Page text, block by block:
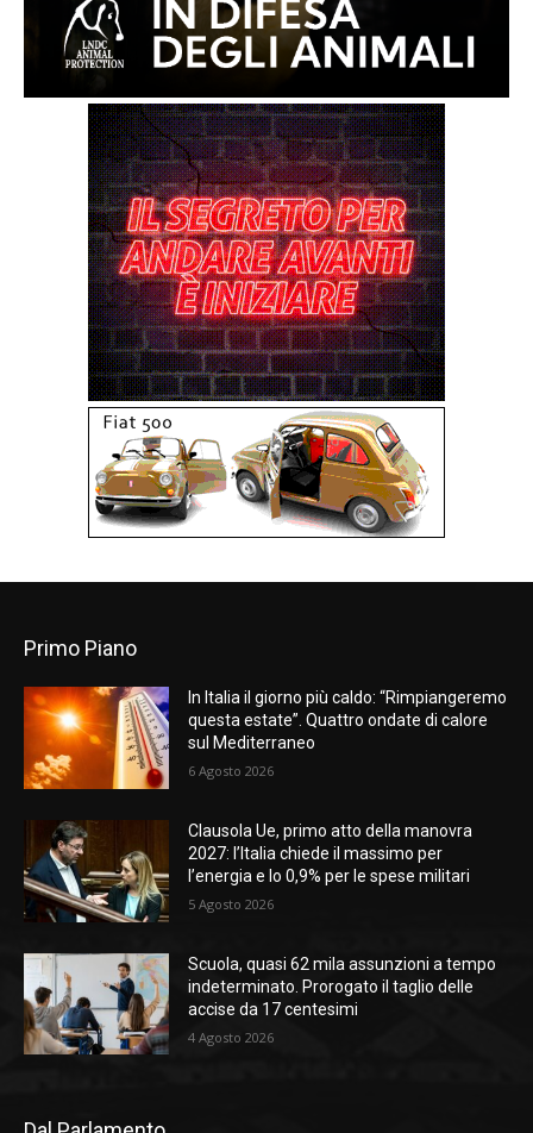
Primo Piano
In Italia il giorno più caldo: “Rimpiangeremo
questa estate”. Quattro ondate di calore
sul Mediterraneo
6 Agosto 2026
Clausola Ue, primo atto della manovra
2027: l’Italia chiede il massimo per
l’energia e lo 0,9% per le spese militari
5 Agosto 2026
Scuola, quasi 62 mila assunzioni a tempo
indeterminato. Prorogato il taglio delle
accise da 17 centesimi
4 Agosto 2026